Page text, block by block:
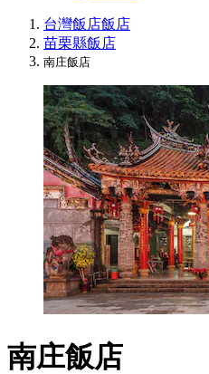
台灣飯店飯店
苗栗縣飯店
南庄飯店
南庄飯店